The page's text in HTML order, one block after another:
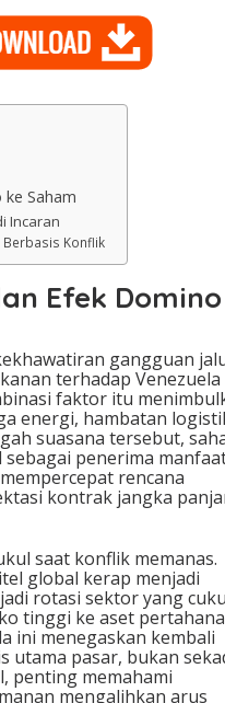
Saham
Incaran
Berbasis Konflik
Efek Domino
gangguan
terhadap Venezuela
faktor itu
energi, hambatan
suasana tersebut,
penerima
rencana
kontrak jangka
saat konflik memanas.
global kerap menjadi
rotasi sektor yang
tinggi ke aset
ini menegaskan kembali
utama pasar, bukan
penting memahami
mengalihkan arus